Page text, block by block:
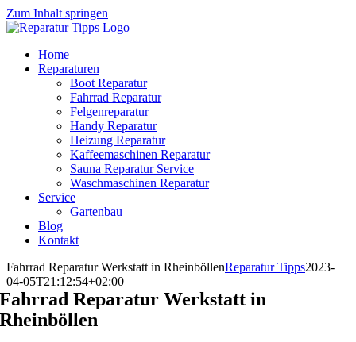
Zum Inhalt springen
Home
Reparaturen
Boot Reparatur
Fahrrad Reparatur
Felgenreparatur
Handy Reparatur
Heizung Reparatur
Kaffeemaschinen Reparatur
Sauna Reparatur Service
Waschmaschinen Reparatur
Service
Gartenbau
Blog
Kontakt
Fahrrad Reparatur Werkstatt in RheinböllenReparatur Tipps2023-
04-05T21:12:54+02:00
Fahrrad Reparatur Werkstatt in
Rheinböllen